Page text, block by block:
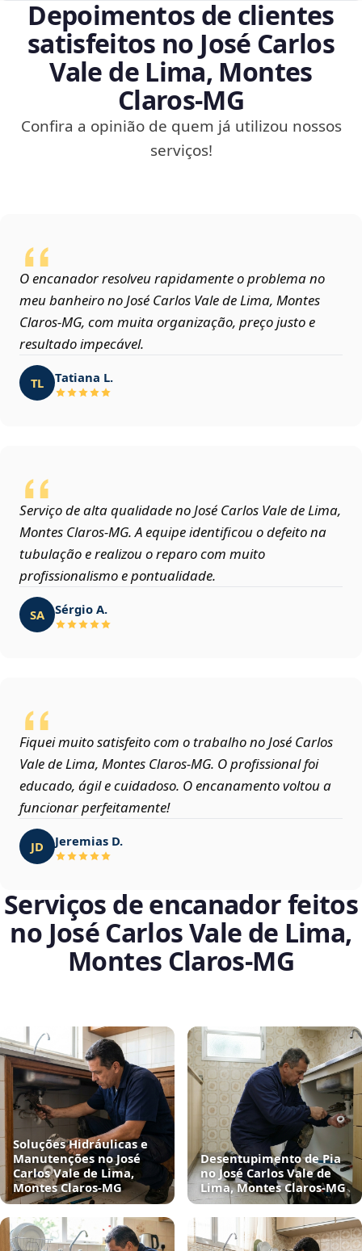
Depoimentos de clientes
satisfeitos no José Carlos
Vale de Lima, Montes
Claros‑MG
Confira a opinião de quem já utilizou nossos
serviços!
O encanador resolveu rapidamente o problema no
meu banheiro no José Carlos Vale de Lima, Montes
Claros‑MG, com muita organização, preço justo e
resultado impecável.
TL Tatiana L.
Serviço de alta qualidade no José Carlos Vale de Lima,
Montes Claros‑MG. A equipe identificou o defeito na
tubulação e realizou o reparo com muito
profissionalismo e pontualidade.
SA Sérgio A.
Fiquei muito satisfeito com o trabalho no José Carlos
Vale de Lima, Montes Claros‑MG. O profissional foi
educado, ágil e cuidadoso. O encanamento voltou a
funcionar perfeitamente!
JD Jeremias D.
Serviços de encanador feitos
no José Carlos Vale de Lima,
Montes Claros‑MG
Soluções Hidráulicas e
Manutenções no José
Carlos Vale de Lima,
Montes Claros‑MG
Desentupimento de Pia
no José Carlos Vale de
Lima, Montes Claros‑MG